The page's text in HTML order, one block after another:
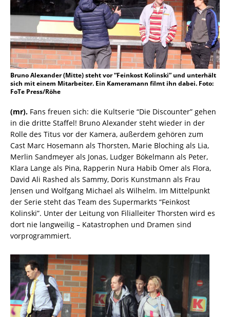
Bruno Alexander (Mitte) steht vor “Feinkost Kolinski” und unterhält
sich mit einem Mitarbeiter. Ein Kameramann filmt ihn dabei. Foto:
FoTe Press/Röhe
(mr). Fans freuen sich: die Kultserie “Die Discounter” gehen
in die dritte Staffel! Bruno Alexander steht wieder in der
Rolle des Titus vor der Kamera, außerdem gehören zum
Cast Marc Hosemann als Thorsten, Marie Bloching als Lia,
Merlin Sandmeyer als Jonas, Ludger Bökelmann als Peter,
Klara Lange als Pina, Rapperin Nura Habib Omer als Flora,
David Ali Rashed als Sammy, Doris Kunstmann als Frau
Jensen und Wolfgang Michael als Wilhelm. Im Mittelpunkt
der Serie steht das Team des Supermarkts “Feinkost
Kolinski”. Unter der Leitung von Filialleiter Thorsten wird es
dort nie langweilig – Katastrophen und Dramen sind
vorprogrammiert.